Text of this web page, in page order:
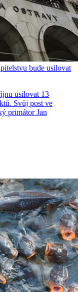
bude usilovat
usilovat 13
Svůj post ve
primátor Jan